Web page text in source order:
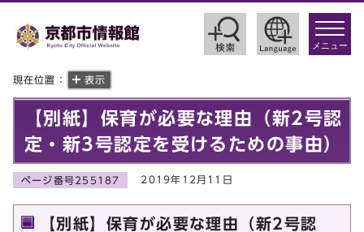
toggle
メニュー
現在位置： 表示
【別紙】保育が必要な理由（新2号認
定・新3号認定を受けるための事由）
ページ番号255187 2019年12月11日
【別紙】保育が必要な理由（新2号認